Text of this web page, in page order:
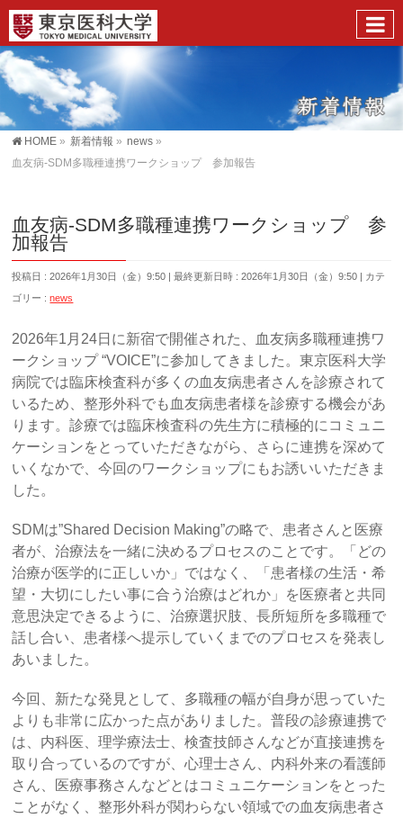
HOME » 新着情報 » news »
血友病-SDM多職種連携ワークショップ 参加報告
血友病-SDM多職種連携ワークショップ 参
加報告
投稿日 : 2026年1月30日（金）9:50 最終更新日時 : 2026年1月30日（金）9:50
カテ
ゴリー :news
2026年1月24日に新宿で開催された、血友病多職種連携ワ
ークショップ “VOICE”に参加してきました。東京医科大学
病院では臨床検査科が多くの血友病患者さんを診療されて
いるため、整形外科でも血友病患者様を診療する機会があ
ります。診療では臨床検査科の先生方に積極的にコミュニ
ケーションをとっていただきながら、さらに連携を深めて
いくなかで、今回のワークショップにもお誘いいただきま
した。
SDMは”Shared Decision Making”の略で、患者さんと医療
者が、治療法を一緒に決めるプロセスのことです。「どの
治療が医学的に正しいか」ではなく、「患者様の生活・希
望・大切にしたい事に合う治療はどれか」を医療者と共同
意思決定できるように、治療選択肢、長所短所を多職種で
話し合い、患者様へ提示していくまでのプロセスを発表し
あいました。
今回、新たな発見として、多職種の幅が自身が思っていた
よりも非常に広かった点がありました。普段の診療連携で
は、内科医、理学療法士、検査技師さんなどが直接連携を
取り合っているのですが、心理士さん、内科外来の看護師
さん、医療事務さんなどとはコミュニケーションをとった
ことがなく、整形外科が関わらない領域での血友病患者さ